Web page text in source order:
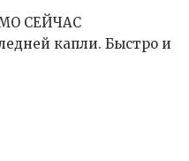
СЕЙЧАС
капли. Быстро и